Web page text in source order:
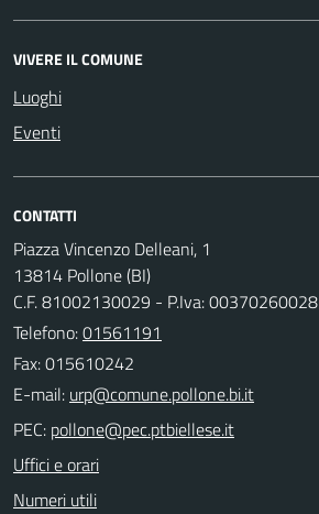
VIVERE IL COMUNE
Luoghi
Eventi
CONTATTI
Piazza Vincenzo Delleani, 1
13814 Pollone (BI)
C.F. 81002130029 - P.Iva: 00370260028
Telefono:01561191
Fax: 015610242
E-mail:
PEC:
Uffici e orari
Numeri utili